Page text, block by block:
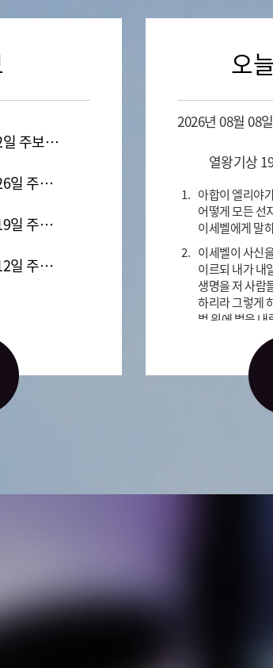
2026년 8월 2일 주보입니다
2026년 7월 26일 주보입니다
2026년 7월 19일 주보입니다
2026년 7월 12일 주보입니다
오
2026년 08월 08
열왕기상
1. 아합이 엘리야
어떻게 모든 선
이세벨에게 말
2. 이세벨이 사신
이르되 내가 내
생명을 저 사람
하리라 그렇게
벌 위에 벌을
그가 이 형편을
위해 도망하여
이르러 자기의
자기 자신은 광
한 로뎀 나무
5. 로뎀 나무 아래